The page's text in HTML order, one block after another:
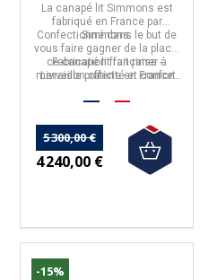
La canapé lit Simmons est
fabriqué en Francepar
Simmons.
Confectionné dans le but de
vous faire gagner de la place,
ce canapé lit fait rimer à
merveillepraticité et confort.
Fabrication française -
Livraison offerte en France
5 300,00 €
4 240,00 €
-15%